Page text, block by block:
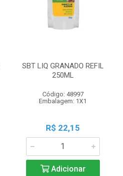
SBT LIQ GRANADO REFIL
250ML
Código: 48997
Embalagem: 1X1
R$ 22,15
Adicionar